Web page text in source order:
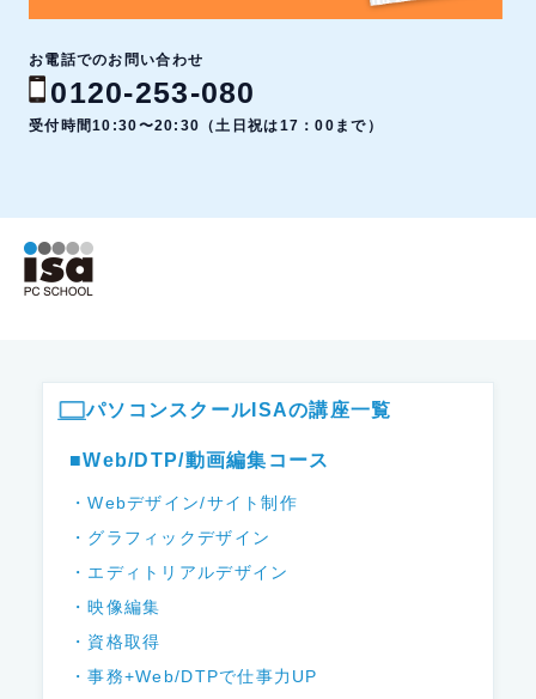
お電話でのお問い合わせ
0120-253-080
受付時間10:30〜20:30（土日祝は17：00まで）
パソコンスクールISAの講座一覧
■Web/DTP/動画編集コース
・Webデザイン/サイト制作
・グラフィックデザイン
・エディトリアルデザイン
・映像編集
・資格取得
・事務+Web/DTPで仕事力UP